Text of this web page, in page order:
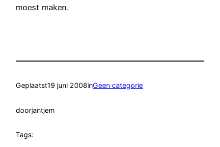
moest maken.
Geplaatst19 juni 2008inGeen categorie
doorjantjem
Tags: